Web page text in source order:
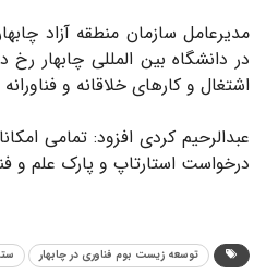
مدیرعامل سازمان منطقه آزاد
در دانشگاه بین المللی چابهار رخ
اشتغال و کارهای خلاقانه و
عبدالرحیم کردی افزود: تمامی
درخواست استارتاپ و پارک علم و
توسعه زیست بوم فناوری در چابهار